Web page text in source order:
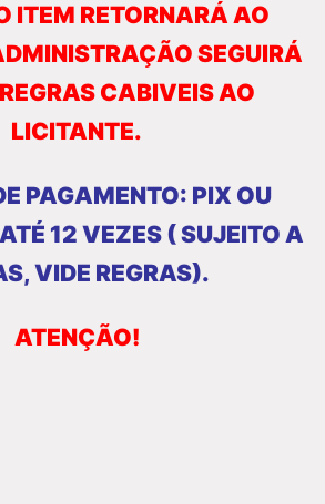
ITEM RETORNARÁ AO
SEGUIRÁ
CABIVEIS AO
LICITANTE.
PAGAMENTO: PIX OU
12 VEZES ( SUJEITO A
VIDE REGRAS).
ATENÇÃO!